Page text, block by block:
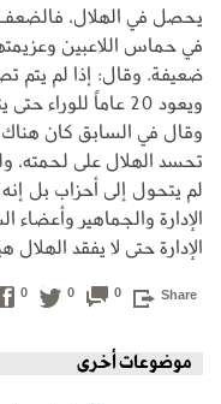
يحصل في الهلال،
في حماس اللاعبين
ضعيفة. وقال: إذا لم يتم
ويعود 20 عاماً
وقال في السابق كان
تحسد الهلال على لحمته،
لم يتحول إلى أحزاب بل
الإدارة والجماهير
الإدارة حتى لا يفقد الهلال
Share
0
0
0
موضوعات أخرى